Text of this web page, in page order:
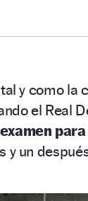
y como la
el Real
examen
un